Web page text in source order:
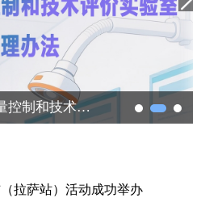
一图读懂《工业产品质量控制和技术评价实验室管理办法（修订）》
拉萨站）活动成功举办